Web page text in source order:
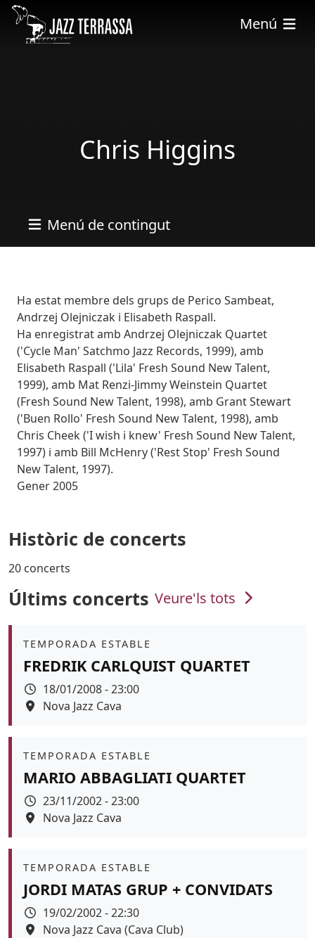
Vés al contingut
Menú
Chris Higgins
Menú de contingut
Bio
Ha estat membre dels grups de Perico Sambeat,
Andrzej Olejniczak i Elisabeth Raspall.
Ha enregistrat amb Andrzej Olejniczak Quartet
('Cycle Man' Satchmo Jazz Records, 1999), amb
Elisabeth Raspall ('Lila' Fresh Sound New Talent,
1999), amb Mat Renzi-Jimmy Weinstein Quartet
(Fresh Sound New Talent, 1998), amb Grant Stewart
('Buen Rollo' Fresh Sound New Talent, 1998), amb
Chris Cheek ('I wish i knew' Fresh Sound New Talent,
1997) i amb Bill McHenry ('Rest Stop' Fresh Sound
New Talent, 1997).
Gener 2005
Històric de concerts
20 concerts
Últims concerts Veure'ls tots
Àmbit
TEMPORADA ESTABLE
FREDRIK CARLQUIST QUARTET
Data
18/01/2008 - 23:00
Espai
Nova Jazz Cava
Àmbit
TEMPORADA ESTABLE
MARIO ABBAGLIATI QUARTET
Data
23/11/2002 - 23:00
Espai
Nova Jazz Cava
Àmbit
TEMPORADA ESTABLE
JORDI MATAS GRUP + CONVIDATS
Data
19/02/2002 - 22:30
Espai
Nova Jazz Cava (Cava Club)